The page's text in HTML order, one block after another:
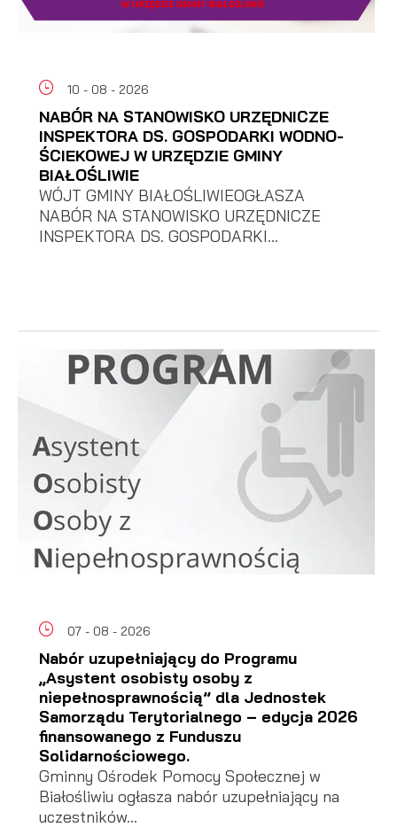
10 - 08 - 2026
NABÓR NA STANOWISKO URZĘDNICZE
INSPEKTORA DS. GOSPODARKI WODNO-
ŚCIEKOWEJ W URZĘDZIE GMINY
BIAŁOŚLIWIE
WÓJT GMINY BIAŁOŚLIWIEOGŁASZA
NABÓR NA STANOWISKO URZĘDNICZE
INSPEKTORA DS. GOSPODARKI...
07 - 08 - 2026
Nabór uzupełniający do Programu
„Asystent osobisty osoby z
niepełnosprawnością” dla Jednostek
Samorządu Terytorialnego – edycja 2026
finansowanego z Funduszu
Solidarnościowego.
Gminny Ośrodek Pomocy Społecznej w
Białośliwiu ogłasza nabór uzupełniający na
uczestników...